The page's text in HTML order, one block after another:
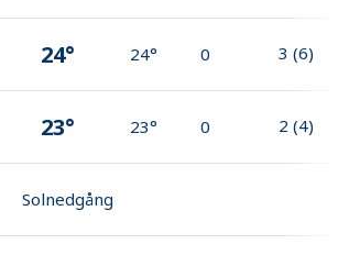
24° 24° 0 3 (6)
23° 23° 0 2 (4)
Solnedgång